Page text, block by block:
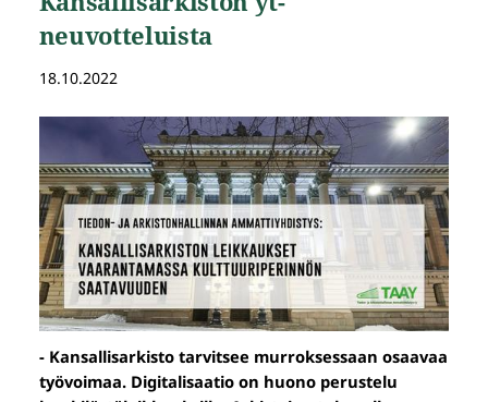
neuvotteluista
18.10.2022
- Kansallisarkisto tarvitsee murroksessaan osaavaa
työvoimaa. Digitalisaatio on huono perustelu